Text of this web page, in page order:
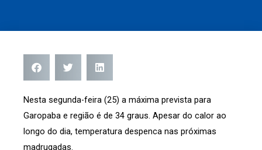
Nesta segunda-feira (25) a máxima prevista para
Garopaba e região é de 34 graus. Apesar do calor ao
longo do dia, temperatura despenca nas próximas
madrugadas.